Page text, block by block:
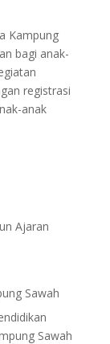
Kampung
bagi anak-
registrasi
anak
Ajaran
Sawah
Sawah